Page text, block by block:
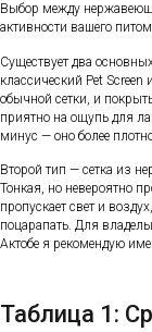
Выбор между
активности вашего
Существует два
классический Pet
обычной сетки, и
приятно на ощупь для
минус — оно более
Второй тип — сетка из
Тонкая, но невероятно
пропускает свет и
поцарапать. Для
Актобе я рекомендую
Таблица 1: